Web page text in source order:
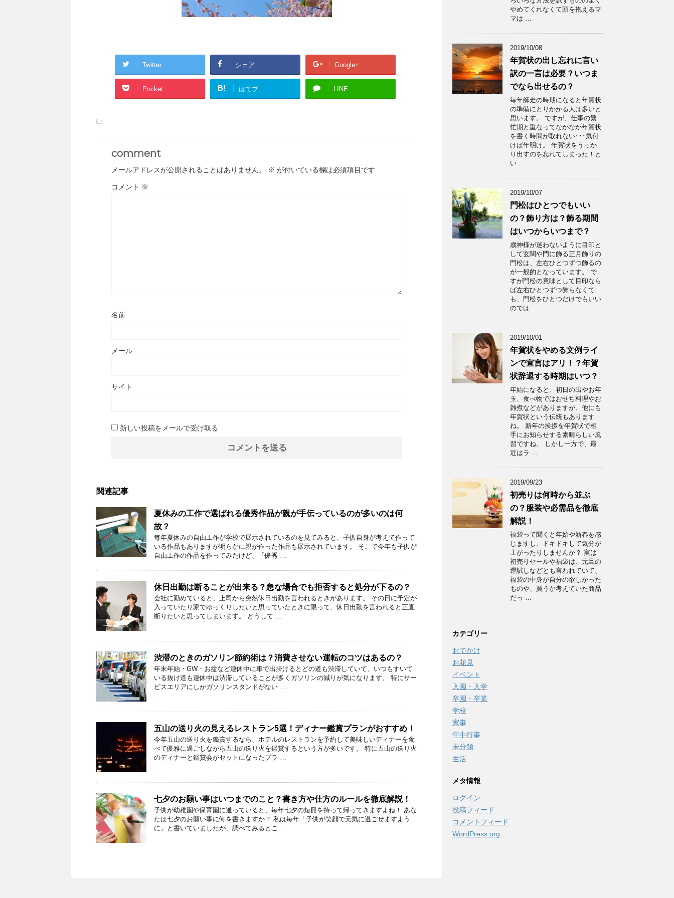
Twitter シェア Google+
Pocket B! はてブ LINE
-
comment
メールアドレスが公開されることはありません。 ※ が付いている欄は必須項目です
コメント ※
名前
メール
サイト
新しい投稿をメールで受け取る
関連記事
夏休みの工作で選ばれる優秀作品が親が手伝っているのが多いのは何
故？
毎年夏休みの自由工作が学校で展示されているのを見てみると、子供自身が考えて作って
いる作品もありますが明らかに親が作った作品も展示されています。 そこで今年も子供が
自由工作の作品を作ってみたけど、「優秀 …
休日出勤は断ることが出来る？急な場合でも拒否すると処分が下るの？
会社に勤めていると、上司から突然休日出勤を言われるときがあります。 その日に予定が
入っていたり家でゆっくりしたいと思っていたときに限って、休日出勤を言われると正直
断りたいと思ってしまいます。 どうして …
渋滞のときのガソリン節約術は？消費させない運転のコツはあるの？
年末年始・GW・お盆など連休中に車で出掛けるとどの道も渋滞していて、いつもすいて
いる抜け道も連休中は渋滞していることが多くガソリンの減りが気になります。 特にサー
ビスエリアにしかガソリンスタンドがない …
五山の送り火の見えるレストラン5選！ディナー鑑賞プランがおすすめ！
今年五山の送り火を鑑賞するなら、ホテルのレストランを予約して美味しいディナーを食
べて優雅に過ごしながら五山の送り火を鑑賞するという方が多いです。 特に五山の送り火
のディナーと鑑賞会がセットになったプラ …
七夕のお願い事はいつまでのこと？書き方や仕方のルールを徹底解説！
子供が幼稚園や保育園に通っていると、毎年七夕の短冊を持って帰ってきますよね！ あな
たは七夕のお願い事に何を書きますか？ 私は毎年「子供が笑顔で元気に過ごせますよう
に」と書いていましたが、調べてみるとこ …
やめてくれなくて頭を抱えるマ
マは …
2019/10/08
年賀状の出し忘れに言い
訳の一言は必要？いつま
でなら出せるの？
毎年師走の時期になると年賀状
の準備にとりかかる人は多いと
思います。 ですが、仕事の繁
忙期と重なってなかなか年賀状
を書く時間が取れない･･･気付
けば年明け。 年賀状をうっか
り出すのを忘れてしまった！と
い …
2019/10/07
門松はひとつでもいい
の？飾り方は？飾る期間
はいつからいつまで？
歳神様が迷わないように目印と
して玄関や門に飾る正月飾りの
門松は、左右ひとつずつ飾るの
が一般的となっています。 で
すが門松の意味として目印なら
ば左右ひとつずつ飾らなくて
も、門松をひとつだけでもいい
のでは …
2019/10/01
年賀状をやめる文例ライ
ンで宣言はアリ！？年賀
状辞退する時期はいつ？
年始になると、初日の出やお年
玉、食べ物ではおせち料理やお
雑煮などがありますが、他にも
年賀状という伝統もあります
ね。 新年の挨拶を年賀状で相
手にお知らせする素晴らしい風
習ですね。 しかし一方で、最
近はラ …
2019/09/23
初売りは何時から並ぶ
の？服装や必需品を徹底
解説！
福袋って聞くと年始や新春を感
じますし、ドキドキして気分が
上がったりしませんか？ 実は
初売りセールや福袋は、元旦の
運試しなどとも言われていて、
福袋の中身が自分の欲しかった
ものや、買うか考えていた商品
だっ …
カテゴリー
おでかけ
お花見
イベント
入園・入学
卒園・卒業
学校
家事
年中行事
未分類
生活
メタ情報
ログイン
投稿フィード
コメントフィード
WordPress.org